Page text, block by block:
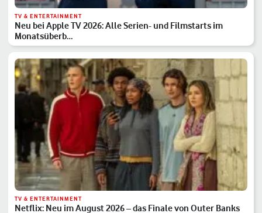
TV & ENTERTAINMENT
Neu bei Apple TV 2026: Alle Serien- und Filmstarts im
Monatsüberb…
TV & ENTERTAINMENT
Netflix: Neu im August 2026 – das Finale von Outer Banks